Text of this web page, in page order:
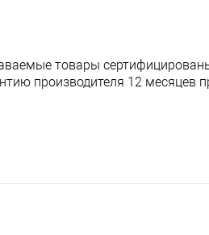
товары
производителя 12 месяцев